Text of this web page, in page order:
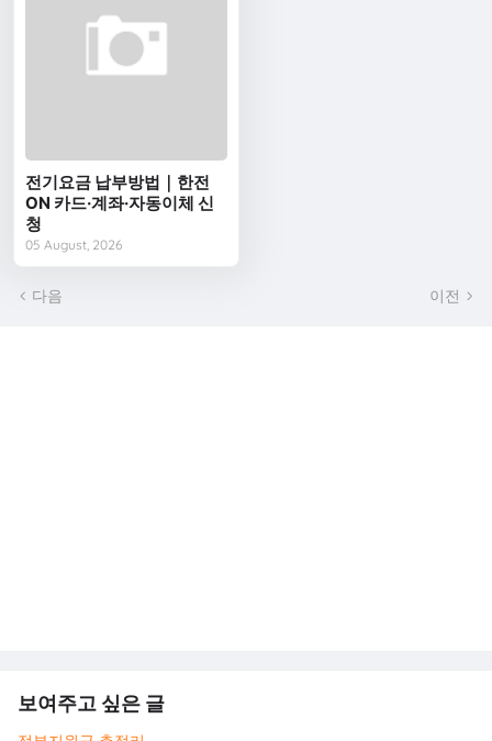
전기요금 납부방법｜한전
ON 카드·계좌·자동이체 신
청
05 August, 2026
다음 이전
보여주고 싶은 글